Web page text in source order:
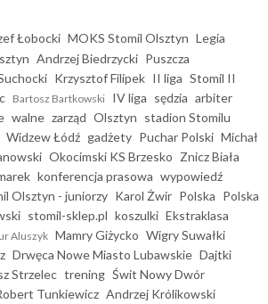
Łobocki MOKS Stomil Olsztyn Legia
Andrzej Biedrzycki Puszcza
Krzysztof Filipek II liga Stomil II
Bartosz Bartkowski IV liga sędzia arbiter
walne zarząd Olsztyn stadion Stomilu
Widzew Łódź gadżety Puchar Polski Michał
Okocimski KS Brzesko Znicz Biała
konferencja prasowa wypowiedź
Olsztyn - juniorzy Karol Żwir Polska Polska
stomil-sklep.pl koszulki Ekstraklasa
Aluszyk Mamry Giżycko Wigry Suwałki
Drwęca Nowe Miasto Lubawskie Dajtki
Strzelec trening Świt Nowy Dwór
Tunkiewicz Andrzej Królikowski